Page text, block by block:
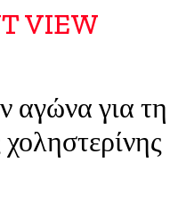
VIEW
αγώνα για τη